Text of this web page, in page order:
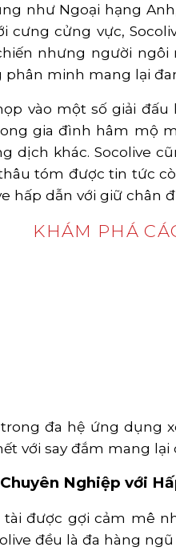
như Ngoại hạng
cưng cửng vực,
nhưng người ngôi
phân minh mang lại
vào một số giải
gia đình hâm mộ
dịch khác. Socolive
tóm được tin tức
hấp dẫn với giữ chân
KHÁM PHÁ
trong đa hệ ứng dụng
với say đắm mang lại
Nghiệp với
được gợi cảm mê
đều là đa hàng